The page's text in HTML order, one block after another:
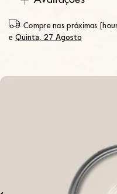
Compre nas próximas
e Quinta, 27 Agosto